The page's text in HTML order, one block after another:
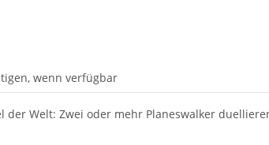
wenn verfügbar
Welt: Zwei oder mehr Planeswalker